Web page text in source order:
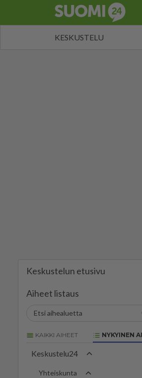
KESKUSTELU
Keskustelun etusivu
Aiheet listaus
KAIKKI AIHEET NYKYINEN
Keskustelu24
Yhteiskunta